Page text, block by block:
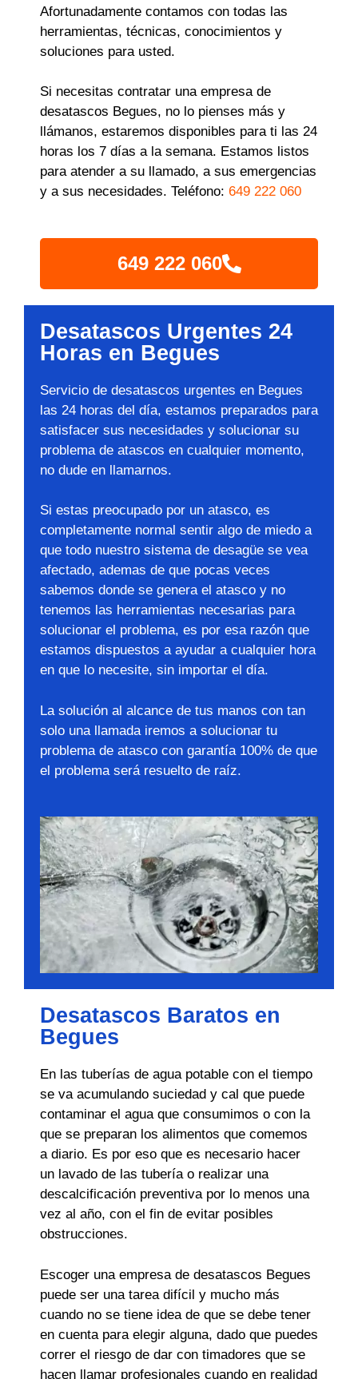
Afortunadamente contamos con todas las
herramientas, técnicas, conocimientos y
soluciones para usted.
Si necesitas contratar una empresa de
desatascos Begues, no lo pienses más y
llámanos, estaremos disponibles para ti las 24
horas los 7 días a la semana. Estamos listos
para atender a su llamado, a sus emergencias
y a sus necesidades. Teléfono: 649 222 060
649 222 060
Desatascos Urgentes 24
Horas en Begues
Servicio de desatascos urgentes en Begues
las 24 horas del día, estamos preparados para
satisfacer sus necesidades y solucionar su
problema de atascos en cualquier momento,
no dude en llamarnos.
Si estas preocupado por un atasco, es
completamente normal sentir algo de miedo a
que todo nuestro sistema de desagüe se vea
afectado, ademas de que pocas veces
sabemos donde se genera el atasco y no
tenemos las herramientas necesarias para
solucionar el problema, es por esa razón que
estamos dispuestos a ayudar a cualquier hora
en que lo necesite, sin importar el día.
La solución al alcance de tus manos con tan
solo una llamada iremos a solucionar tu
problema de atasco con garantía 100% de que
el problema será resuelto de raíz.
Desatascos Baratos en
Begues
En las tuberías de agua potable con el tiempo
se va acumulando suciedad y cal que puede
contaminar el agua que consumimos o con la
que se preparan los alimentos que comemos
a diario. Es por eso que es necesario hacer
un lavado de las tubería o realizar una
descalcificación preventiva por lo menos una
vez al año, con el fin de evitar posibles
obstrucciones.
Escoger una empresa de desatascos Begues
puede ser una tarea difícil y mucho más
cuando no se tiene idea de que se debe tener
en cuenta para elegir alguna, dado que puedes
correr el riesgo de dar con timadores que se
hacen llamar profesionales cuando en realidad